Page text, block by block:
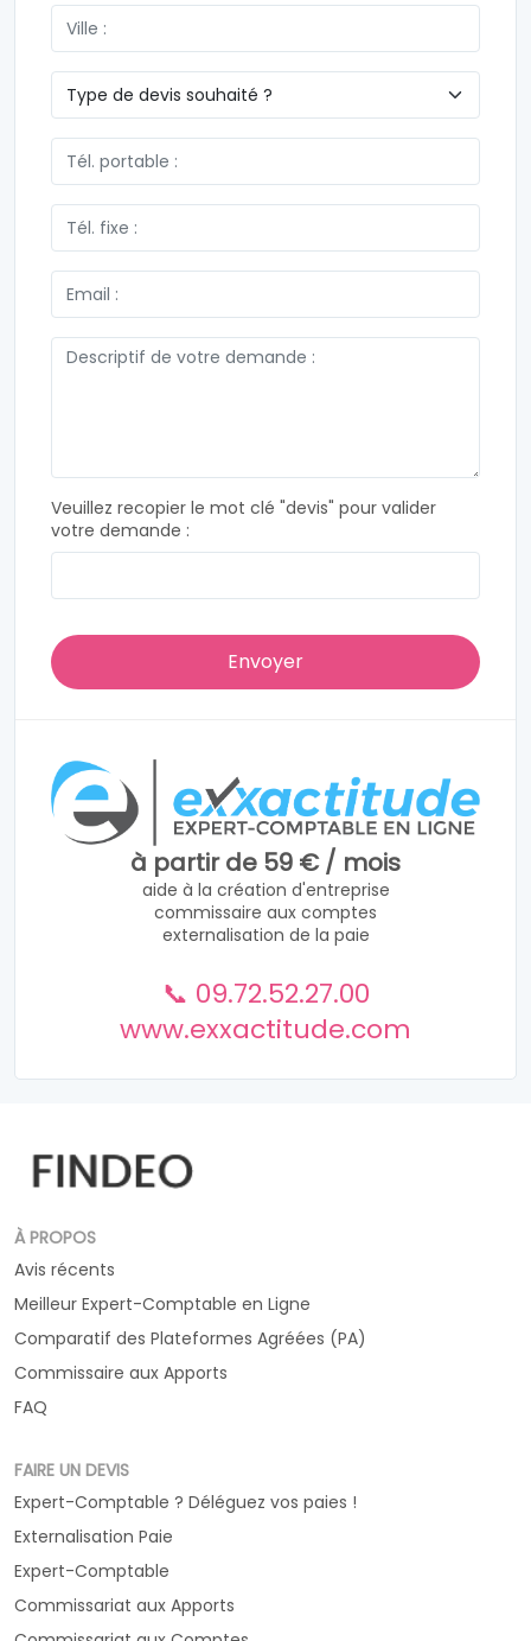
Veuillez recopier le mot clé "devis" pour valider
votre demande :
à partir de 59 € / mois
aide à la création d'entreprise
commissaire aux comptes
externalisation de la paie
📞 09.72.52.27.00
www.exxactitude.com
À PROPOS
Avis récents
Meilleur Expert-Comptable en Ligne
Comparatif des Plateformes Agréées (PA)
Commissaire aux Apports
FAQ
FAIRE UN DEVIS
Expert-Comptable ? Déléguez vos paies !
Externalisation Paie
Expert-Comptable
Commissariat aux Apports